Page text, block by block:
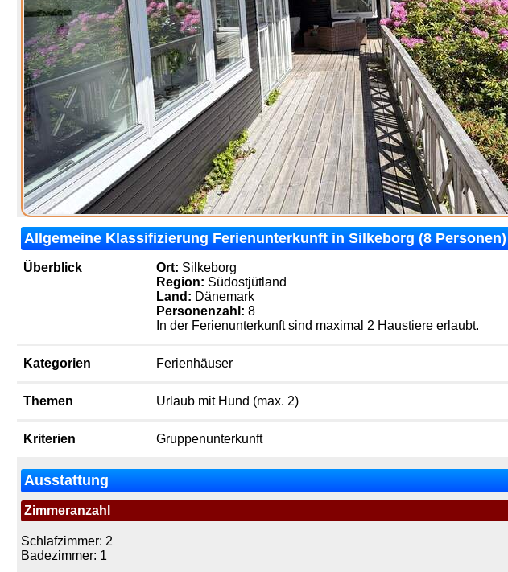
Allgemeine Klassifizierung Ferienunterkunft in Silkeborg (8 Personen)
Überblick Ort: Silkeborg
Region: Südostjütland
Land: Dänemark
Personenzahl: 8
In der Ferienunterkunft sind maximal 2 Haustiere erlaubt.
Kategorien Ferienhäuser
Themen Urlaub mit Hund (max. 2)
Kriterien Gruppenunterkunft
Ausstattung
Zimmeranzahl
Schlafzimmer: 2
Badezimmer: 1